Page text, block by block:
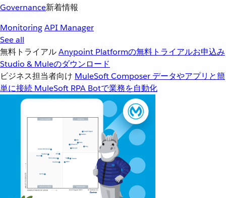
Governance新着情報
MonitoringAPI Manager
See all
無料トライアルAnypoint Platformの無料トライアルお申込み
Studio & Muleのダウンロード
ビジネス担当者向け MuleSoft Composer データやアプリと簡
単に接続 MuleSoft RPA Botで業務を自動化